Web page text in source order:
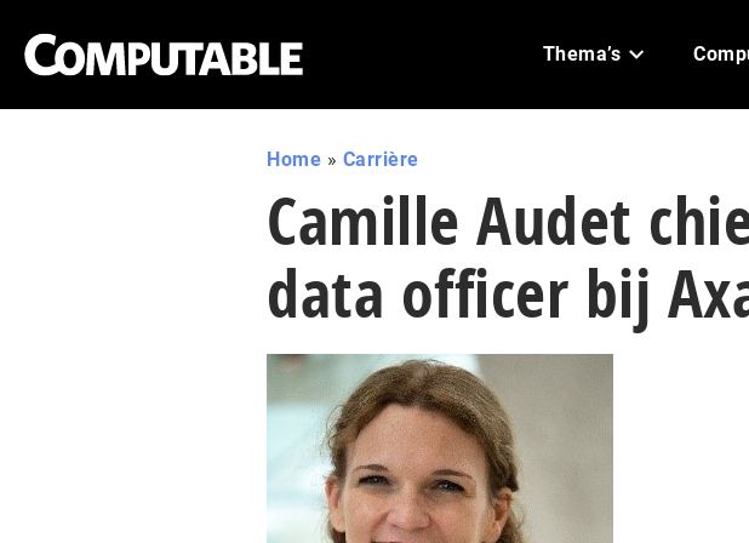
Thema’s
Home » Carrière
Camille Audet
data officer bij